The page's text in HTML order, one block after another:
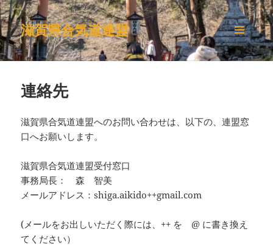
滋賀県合気道連盟
メニュ
ーとウ
連絡先
滋賀県合気道連盟へのお問い合わせは、以下の、連盟窓
口へお願いします。
滋賀県合気道連盟受付窓口
事務局長： 森 智美
メールアドレス：shiga.aikido++gmail.com
(メールをお出しいただく際には、++ を @ に書き換え
てください）